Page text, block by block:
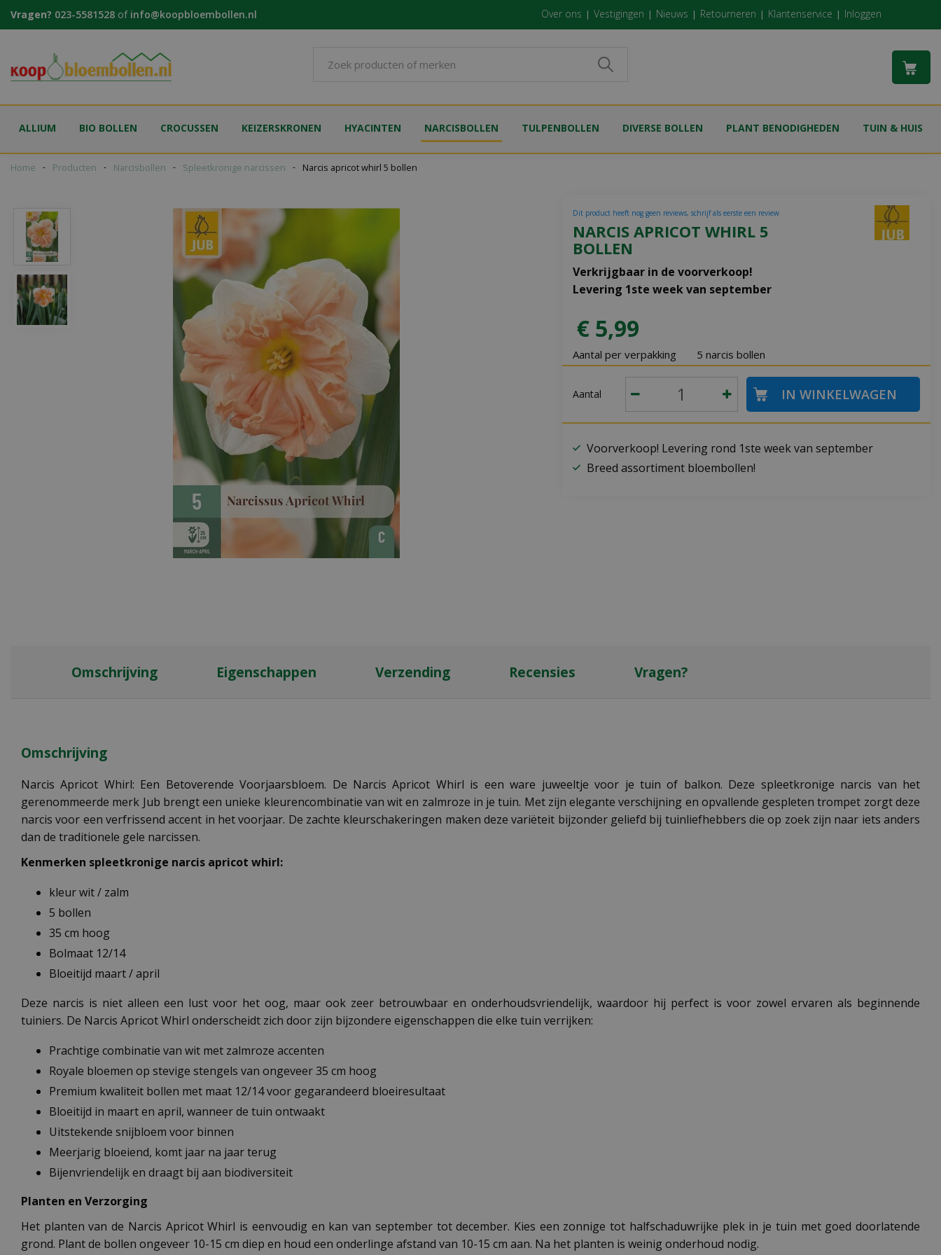
naar
Home Producten Narcisbollen Spleetkronige narcissen Narcis apricot whirl 5 bollen
Vragen? 023-5581528 of info@koopbloembollen.nl Over ons Vestigingen Nieuws Retourneren Klantenservice Inloggen
ALLIUM BIO BOLLEN CROCUSSEN KEIZERSKRONEN HYACINTEN NARCISBOLLEN TULPENBOLLEN DIVERSE BOLLEN PLANT BENODIGHEDEN TUIN & HUIS
NARCIS APRICOT WHIRL 5
BOLLEN
Verkrijgbaar in de voorverkoop!
Levering 1ste week van september
Dit product heeft nog geen reviews, schrijf als eerste een review
€ 5,99
Aantal per verpakking 5 narcis bollen
Aantal
Voorverkoop! Levering rond 1ste week van september
Breed assortiment bloembollen!
Omschrijving Eigenschappen Verzending Recensies Vragen?
Omschrijving
Narcis Apricot Whirl: Een Betoverende Voorjaarsbloem. De Narcis Apricot Whirl is een ware juweeltje voor je tuin of balkon. Deze spleetkronige narcis van het
gerenommeerde merk Jub brengt een unieke kleurencombinatie van wit en zalmroze in je tuin. Met zijn elegante verschijning en opvallende gespleten trompet zorgt deze
narcis voor een verfrissend accent in het voorjaar. De zachte kleurschakeringen maken deze variëteit bijzonder geliefd bij tuinliefhebbers die op zoek zijn naar iets anders
dan de traditionele gele narcissen.
Kenmerken spleetkronige narcis apricot whirl:
kleur wit / zalm
5 bollen
35 cm hoog
Bolmaat 12/14
Bloeitijd maart / april
Deze narcis is niet alleen een lust voor het oog, maar ook zeer betrouwbaar en onderhoudsvriendelijk, waardoor hij perfect is voor zowel ervaren als beginnende
tuiniers. De Narcis Apricot Whirl onderscheidt zich door zijn bijzondere eigenschappen die elke tuin verrijken:
Prachtige combinatie van wit met zalmroze accenten
Royale bloemen op stevige stengels van ongeveer 35 cm hoog
Premium kwaliteit bollen met maat 12/14 voor gegarandeerd bloeiresultaat
Bloeitijd in maart en april, wanneer de tuin ontwaakt
Uitstekende snijbloem voor binnen
Meerjarig bloeiend, komt jaar na jaar terug
Bijenvriendelijk en draagt bij aan biodiversiteit
Planten en Verzorging
Het planten van de Narcis Apricot Whirl is eenvoudig en kan van september tot december. Kies een zonnige tot halfschaduwrijke plek in je tuin met goed doorlatende
grond. Plant de bollen ongeveer 10-15 cm diep en houd een onderlinge afstand van 10-15 cm aan. Na het planten is weinig onderhoud nodig.